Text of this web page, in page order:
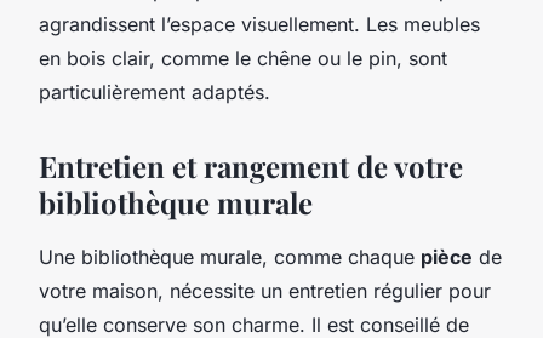
agrandissent l’espace visuellement. Les meubles
en bois clair, comme le chêne ou le pin, sont
particulièrement adaptés.
Entretien et rangement de votre
bibliothèque murale
Une bibliothèque murale, comme chaque pièce de
votre maison, nécessite un entretien régulier pour
qu’elle conserve son charme. Il est conseillé de